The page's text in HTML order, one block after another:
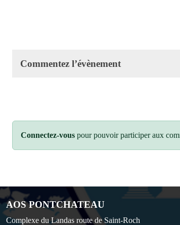
Commentez l’évènement
Connectez-vous pour pouvoir participer aux
AOS PONTCHATEAU
Complexe du Landas route de Saint-Roch